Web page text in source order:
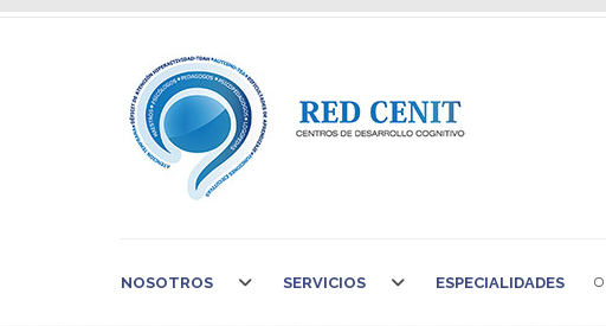
NOSOTROS SERVICIOS ESPECIALIDADES